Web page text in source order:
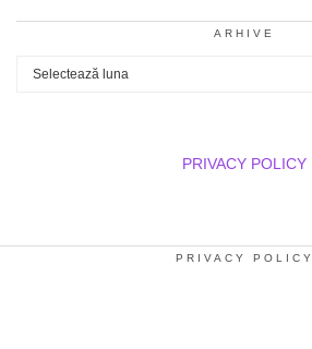
ARHIVE
Arhive
PRIVACY POLICY
PRIVACY POLICY